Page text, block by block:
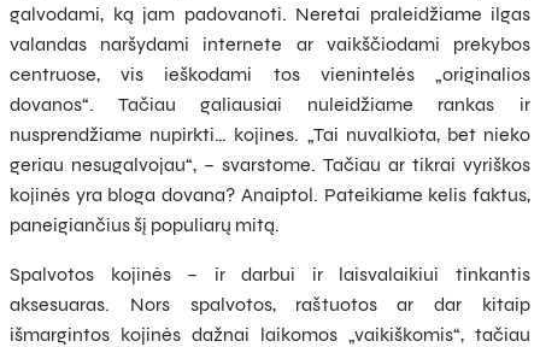
galvodami, ką jam padovanoti. Neretai praleidžiame ilgas
valandas naršydami internete ar vaikščiodami prekybos
centruose, vis ieškodami tos vienintelės „originalios
dovanos“. Tačiau galiausiai nuleidžiame rankas ir
nusprendžiame nupirkti… kojines. „Tai nuvalkiota, bet nieko
geriau nesugalvojau“, – svarstome. Tačiau ar tikrai vyriškos
kojinės yra bloga dovana? Anaiptol. Pateikiame kelis faktus,
paneigiančius šį populiarų mitą.
Spalvotos kojinės – ir darbui ir laisvalaikiui tinkantis
aksesuaras. Nors spalvotos, raštuotos ar dar kitaip
išmargintos kojinės dažnai laikomos „vaikiškomis“, tačiau